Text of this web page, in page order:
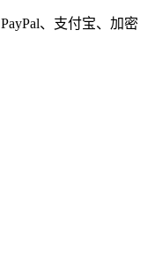
、支付宝、加密